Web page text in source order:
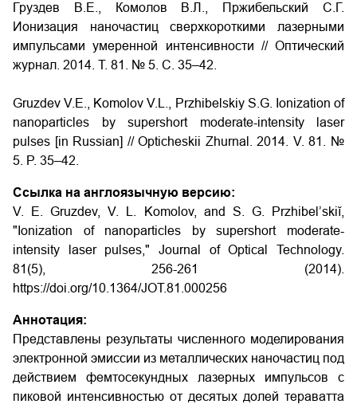
Груздев В.Е., Комолов В.Л., Пржибельский С.Г.
Ионизация наночастиц сверхкороткими лазерными
импульсами умеренной интенсивности // Оптический
журнал. 2014. Т. 81. № 5. С. 35–42.
Gruzdev V.E., Komolov V.L., Przhibelskiy S.G.
Ionization of
nanoparticles by supershort moderate-intensity laser
pulses [in Russian] // Opticheskii Zhurnal. 2014. V. 81. №
5. P. 35–42.
Ссылка на англоязычную версию:
V. E. Gruzdev, V. L. Komolov, and S. G. Przhibel’skiĭ,
"Ionization of nanoparticles by supershort moderate-
intensity laser pulses," Journal of Optical Technology.
81(5), 256-261 (2014).
https://doi.org/10.1364/JOT.81.000256
Аннотация:
Представлены результаты численного моделирования
электронной эмиссии из металлических наночастиц под
действием фемтосекундных лазерных импульсов с
пиковой интенсивностью от десятых долей тераватта